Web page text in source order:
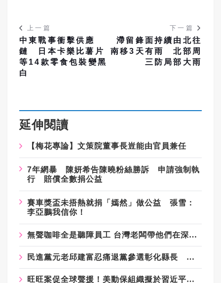
上一篇
中東戰事衝擊供應
鏈 日本卡樂比薯片
等14款零食包裝變黑
白
下一篇
滯留鋒面持續由北往
南移3天有雨 北部周
三防局部大雨
延伸閱讀
【梅花專論】文策院董事長豈能由官員兼任
7年網暴 陳妍希告陳曉粉絲勝訴 申請強制執
行 賠償全數捐公益
賽車獎盃未捂熱就捐「嫣然」做公益 張雪：
李亞鵬我信你！
無聲咖啡全是聽障員工 台灣老闆帶他們在深圳創業
民進黨元老邱建富忍痛退黨參選彰化縣長 只因新潮流寧讓國民黨贏也不讓他選
旺旺案促全球聲援！美動保組織擬於習近平訪美發起集會、籲終止揭陽姐妹市